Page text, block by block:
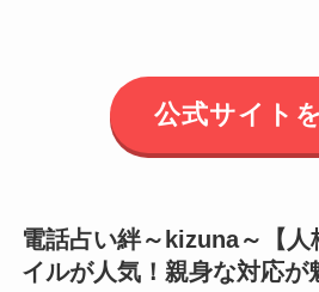
公式サイト
電話占い絆～kizuna～【人
イルが人気！親身な対応が